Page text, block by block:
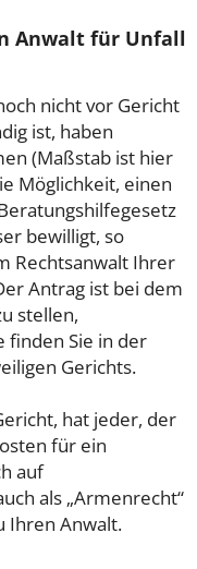
Anwalt für Unfall
nicht vor Gericht
ist, haben
(Maßstab ist hier
Möglichkeit, einen
bewilligt, so
Rechtsanwalt Ihrer
Antrag ist bei dem
stellen,
finden Sie in der
Gerichts.
hat jeder, der
für ein
auf
als „Armenrecht“
Ihren Anwalt.